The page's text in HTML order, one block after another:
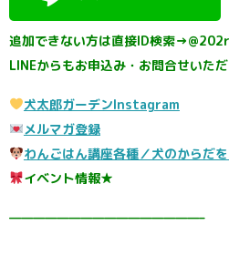
追加できない方は直接ID検索
LINEからもお申込み・お問合せいただ
犬太郎ガーデンInstagram
メルマガ登録
わんごはん講座各種／犬のからだ
イベント情報★
————————————————–